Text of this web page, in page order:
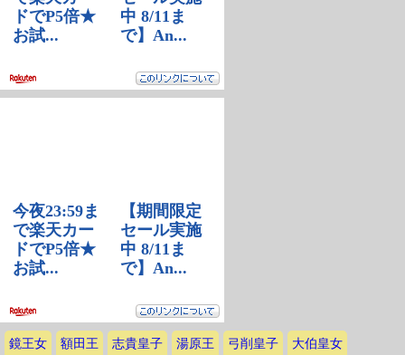
鏡王女 額田王 志貴皇子 湯原王 弓削皇子 大伯皇女